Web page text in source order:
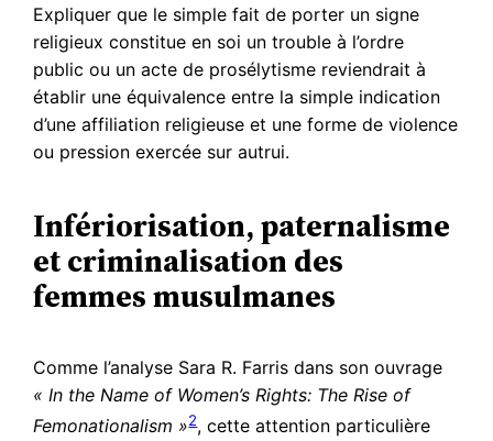
Expliquer que le simple fait de porter un signe
religieux constitue en soi un trouble à l’ordre
public ou un acte de prosélytisme reviendrait à
établir une équivalence entre la simple indication
d’une affiliation religieuse et une forme de violence
ou pression exercée sur autrui.
Infériorisation, paternalisme
et criminalisation des
femmes musulmanes
Comme l’analyse Sara R. Farris dans son ouvrage
« In the Name of Women’s Rights: The Rise of
Femonationalism »2, cette attention particulière